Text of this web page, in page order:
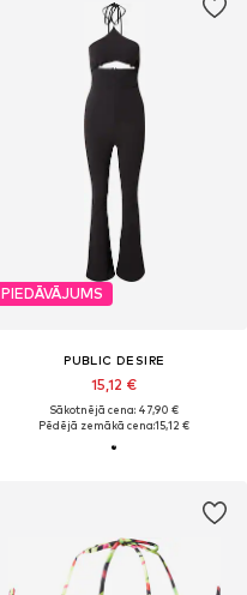
PIEDĀVĀJUMS
PUBLIC DESIRE
15,12 €
Sākotnējā cena: 47,90 €
Pēdējā zemākā cena:15,12 €